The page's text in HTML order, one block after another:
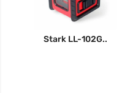
Stark LL-102G..